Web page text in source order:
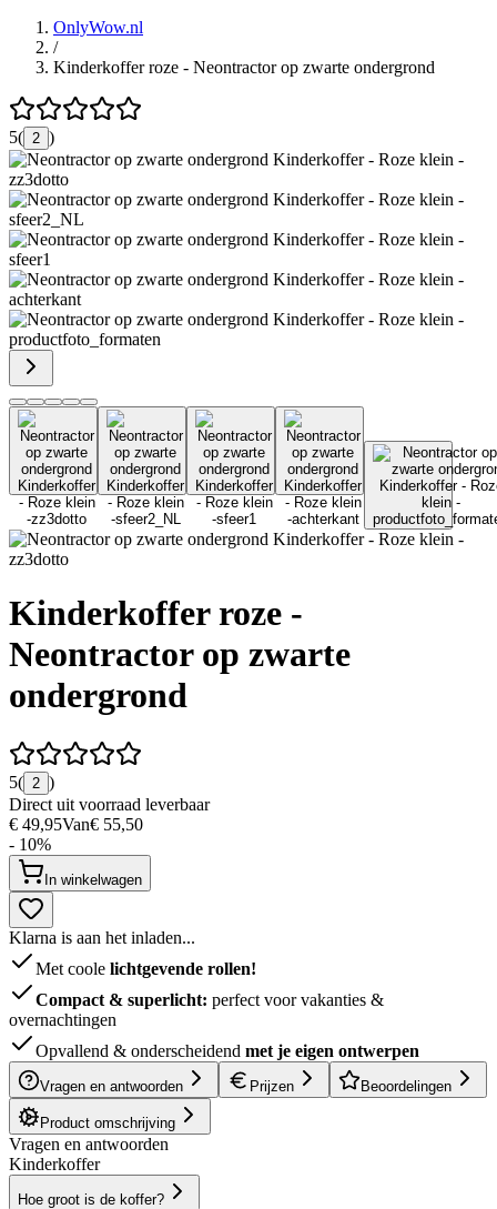
OnlyWow.nl
/
Kinderkoffer roze - Neontractor op zwarte ondergrond
5( 2 )
Kinderkoffer roze -
Neontractor op zwarte
ondergrond
5( 2 )
Direct uit voorraad leverbaar
€ 49,95Van€ 55,50
- 10%
In winkelwagen
Klarna is aan het inladen...
Met coole lichtgevende rollen!
Compact & superlicht: perfect voor vakanties &
overnachtingen
Opvallend & onderscheidend met je eigen ontwerpen
Vragen en antwoorden Prijzen Beoordelingen
Product omschrijving
Vragen en antwoorden
Kinderkoffer
Hoe groot is de koffer?